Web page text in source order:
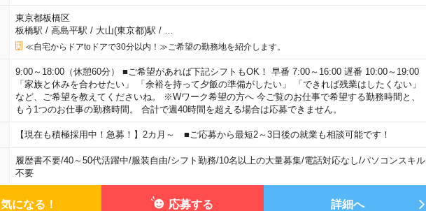
東京都板橋区
板橋駅 / 高島平駅 / 大山(東京都)駅 /
≪自宅からドアtoドアで30分以内！≫ご希望の勤務地を紹介します。
9:00～18:00（休憩60分） ■ご希望があれば下記シフトもOK！ 早番 7:00～16:00 遅番 10:00～19:00
「家族と休みを合わせたい」 「余裕を持って夕飯の準備がしたい」 「できれば残業はしたくない」
など、ご希望を教えてくださいね。 ※Wワーク希望の方へ 今ご覧のお仕事で希望する勤務時間と、
もう1つのお仕事の勤務時間。 合計で週40時間を超える場合は応募できません。
【現在も積極採用中！急募！】2カ月～ ■ご応募から最短2～3日後の就業も相談可能です！
履歴書不要/40～50代活躍中/服装自由/シフト勤務/10名以上の大量募集/電話対応なし/パソコンスキル
不要
気になる！ 応募する 詳細へ